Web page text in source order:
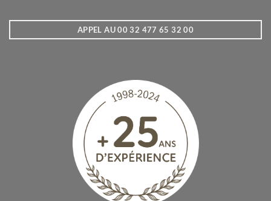
APPEL AU 00 32 477 65 32 00